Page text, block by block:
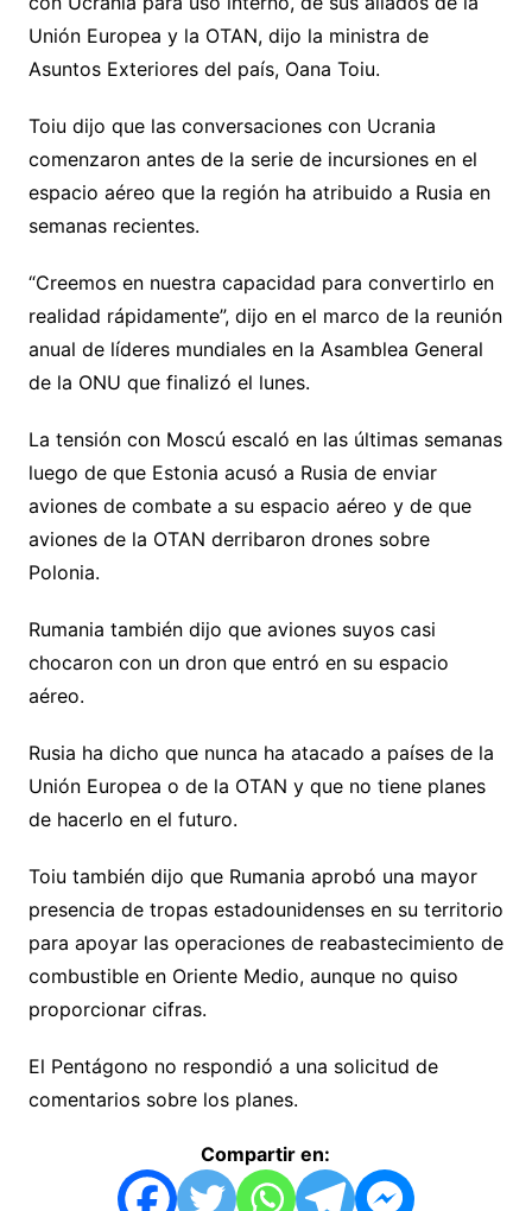
Unión Europea y la OTAN, dijo la ministra de
Asuntos Exteriores del país, Oana Toiu.
Toiu dijo que las conversaciones con Ucrania
comenzaron antes de la serie de incursiones en el
espacio aéreo que la región ha atribuido a Rusia en
semanas recientes.
“Creemos en nuestra capacidad para convertirlo en
realidad rápidamente”, dijo en el marco de la reunión
anual de líderes mundiales en la Asamblea General
de la ONU que finalizó el lunes.
La tensión con Moscú escaló en las últimas semanas
luego de que Estonia acusó a Rusia de enviar
aviones de combate a su espacio aéreo y de que
aviones de la OTAN derribaron drones sobre
Polonia.
Rumania también dijo que aviones suyos casi
chocaron con un dron que entró en su espacio
aéreo.
Rusia ha dicho que nunca ha atacado a países de la
Unión Europea o de la OTAN y que no tiene planes
de hacerlo en el futuro.
Toiu también dijo que Rumania aprobó una mayor
presencia de tropas estadounidenses en su territorio
para apoyar las operaciones de reabastecimiento de
combustible en Oriente Medio, aunque no quiso
proporcionar cifras.
El Pentágono no respondió a una solicitud de
comentarios sobre los planes.
Compartir en: